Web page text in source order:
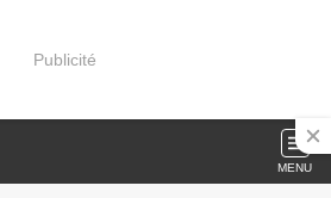
Publicité
MENU